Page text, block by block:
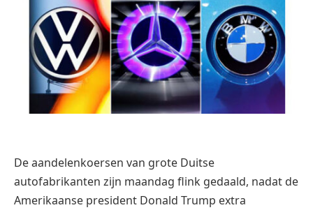
De aandelenkoersen van grote Duitse
autofabrikanten zijn maandag flink gedaald, nadat de
Amerikaanse president Donald Trump extra